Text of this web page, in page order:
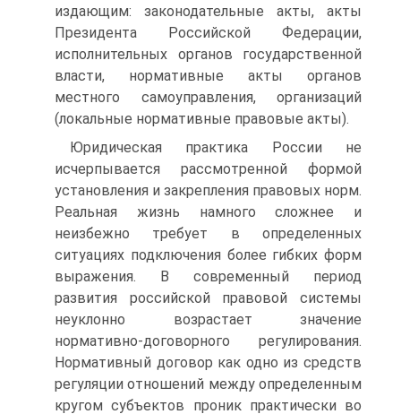
издающим: законодательные акты, акты
Президента Российской Федерации,
исполнительных органов государственной
власти, нормативные акты органов
местного самоуправления, организаций
(локальные нормативные правовые акты).
Юридическая практика России не
исчерпывается рассмотренной формой
установления и закрепления правовых норм.
Реальная жизнь намного сложнее и
неизбежно требует в определенных
ситуациях подключения более гибких форм
выражения. В современный период
развития российской правовой системы
неуклонно возрастает значение
нормативно-договорного регулирования.
Нормативный договор как одно из средств
регуляции отношений между определенным
кругом субъектов проник практически во